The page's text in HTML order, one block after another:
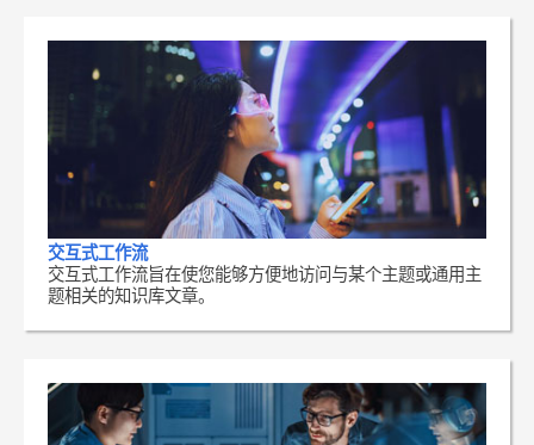
交互式工作流
交互式工作流旨在使您能够方便地访问与某个主题或通用主
题相关的知识库文章。